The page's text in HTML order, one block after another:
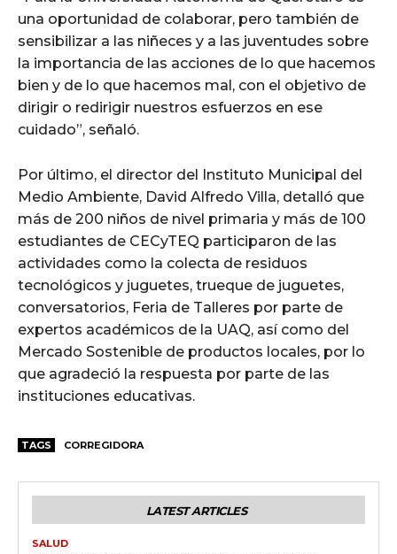
una oportunidad de colaborar, pero también de
sensibilizar a las niñeces y a las juventudes sobre
la importancia de las acciones de lo que hacemos
bien y de lo que hacemos mal, con el objetivo de
dirigir o redirigir nuestros esfuerzos en ese
cuidado”, señaló.
Por último, el director del Instituto Municipal del
Medio Ambiente, David Alfredo Villa, detalló que
más de 200 niños de nivel primaria y más de 100
estudiantes de CECyTEQ participaron de las
actividades como la colecta de residuos
tecnológicos y juguetes, trueque de juguetes,
conversatorios, Feria de Talleres por parte de
expertos académicos de la UAQ, así como del
Mercado Sostenible de productos locales, por lo
que agradeció la respuesta por parte de las
instituciones educativas.
TAGS CORREGIDORA
LATEST ARTICLES
SALUD